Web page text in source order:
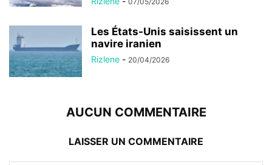
Les États-Unis saisissent un
navire iranien
Rizlene - 20/04/2026
AUCUN COMMENTAIRE
LAISSER UN COMMENTAIRE